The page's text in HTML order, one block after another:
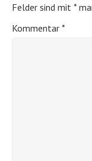
Felder sind mit *
Kommentar *